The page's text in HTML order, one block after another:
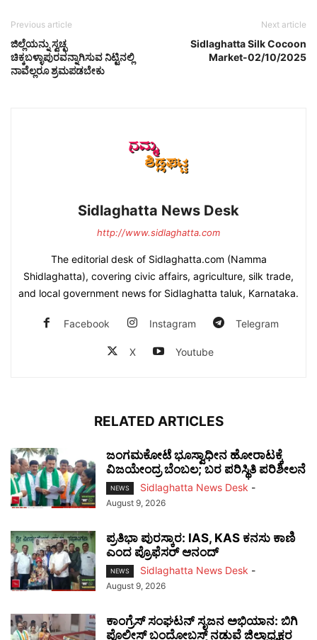
Previous article
ಜಿಲ್ಲೆಯನ್ನು ಸ್ವಚ್ಛ
ಚಿಕ್ಕಬಳ್ಳಾಪುರವನ್ನಾಗಿಸುವ ನಿಟ್ಟಿನಲ್ಲಿ
ನಾವೆಲ್ಲರೂ ಶ್ರಮಪಡಬೇಕು
Next article
Sidlaghatta Silk Cocoon
Market-02/10/2025
Sidlaghatta News Desk
http://www.sidlaghatta.com
The editorial desk of Sidlaghatta.com (Namma
Shidlaghatta), covering civic affairs, agriculture, silk trade,
and local government news for Sidlaghatta taluk, Karnataka.
Facebook Instagram Telegram
X Youtube
RELATED ARTICLES
ಜಂಗಮಕೋಟೆ ಭೂಸ್ವಾಧೀನ ಹೋರಾಟಕ್ಕೆ
ವಿಜಯೇಂದ್ರ ಬೆಂಬಲ; ಬರ ಪರಿಸ್ಥಿತಿ ಪರಿಶೀಲನೆ
NEWS Sidlaghatta News Desk -
August 9, 2026
ಪ್ರತಿಭಾ ಪುರಸ್ಕಾರ: IAS, KAS ಕನಸು ಕಾಣಿ
ಎಂದ ಪ್ರೊಫೆಸರ್ ಆನಂದ್
NEWS Sidlaghatta News Desk -
August 9, 2026
ಕಾಂಗ್ರೆಸ್ ಸಂಘಟನ್ ಸೃಜನ ಅಭಿಯಾನ: ಬಿಗಿ
ಪೊಲೀಸ್ ಬಂದೋಬಸ್ತ್ ನಡುವೆ ಜಿಲ್ಲಾಧ್ಯಕ್ಷರ